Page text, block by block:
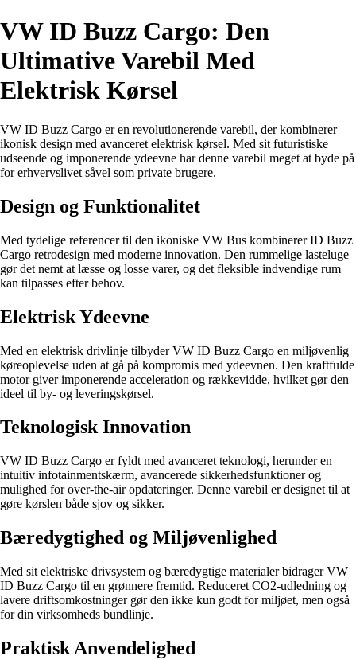
VW ID Buzz Cargo: Den
Ultimative Varebil Med
Elektrisk Kørsel
VW ID Buzz Cargo er en revolutionerende varebil, der kombinerer
ikonisk design med avanceret elektrisk kørsel. Med sit futuristiske
udseende og imponerende ydeevne har denne varebil meget at byde på
for erhvervslivet såvel som private brugere.
Design og Funktionalitet
Med tydelige referencer til den ikoniske VW Bus kombinerer ID Buzz
Cargo retrodesign med moderne innovation. Den rummelige lasteluge
gør det nemt at læsse og losse varer, og det fleksible indvendige rum
kan tilpasses efter behov.
Elektrisk Ydeevne
Med en elektrisk drivlinje tilbyder VW ID Buzz Cargo en miljøvenlig
køreoplevelse uden at gå på kompromis med ydeevnen. Den kraftfulde
motor giver imponerende acceleration og rækkevidde, hvilket gør den
ideel til by- og leveringskørsel.
Teknologisk Innovation
VW ID Buzz Cargo er fyldt med avanceret teknologi, herunder en
intuitiv infotainmentskærm, avancerede sikkerhedsfunktioner og
mulighed for over-the-air opdateringer. Denne varebil er designet til at
gøre kørslen både sjov og sikker.
Bæredygtighed og Miljøvenlighed
Med sit elektriske drivsystem og bæredygtige materialer bidrager VW
ID Buzz Cargo til en grønnere fremtid. Reduceret CO2-udledning og
lavere driftsomkostninger gør den ikke kun godt for miljøet, men også
for din virksomheds bundlinje.
Praktisk Anvendelighed